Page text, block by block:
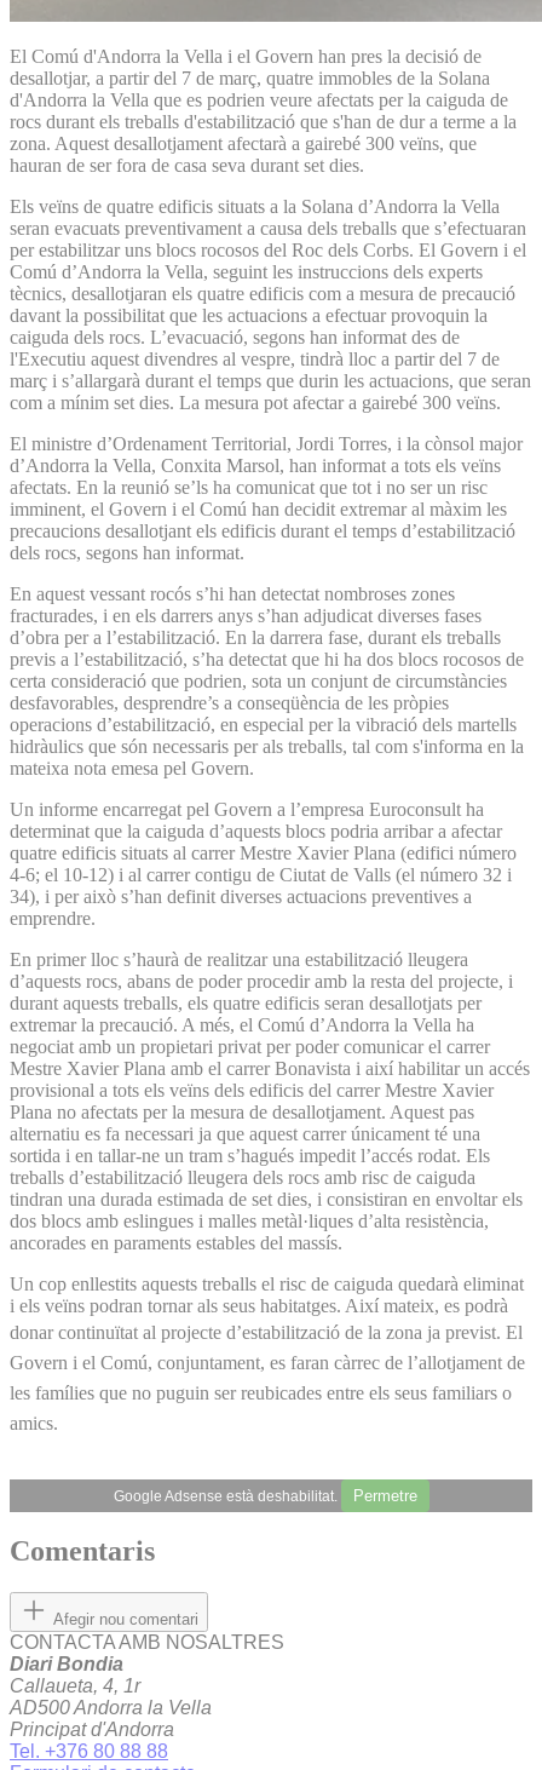
El Comú d'Andorra la Vella i el Govern han pres la decisió de
desallotjar, a partir del 7 de març, quatre immobles de la Solana
d'Andorra la Vella que es podrien veure afectats per la caiguda de
rocs durant els treballs d'estabilització que s'han de dur a terme a la
zona. Aquest desallotjament afectarà a gairebé 300 veïns, que
hauran de ser fora de casa seva durant set dies.
Els veïns de quatre edificis situats a la Solana d’Andorra la Vella
seran evacuats preventivament a causa dels treballs que s’efectuaran
per estabilitzar uns blocs rocosos del Roc dels Corbs. El Govern i el
Comú d’Andorra la Vella, seguint les instruccions dels experts
tècnics, desallotjaran els quatre edificis com a mesura de precaució
davant la possibilitat que les actuacions a efectuar provoquin la
caiguda dels rocs. L’evacuació, segons han informat des de
l'Executiu aquest divendres al vespre, tindrà lloc a partir del 7 de
març i s’allargarà durant el temps que durin les actuacions, que seran
com a mínim set dies. La mesura pot afectar a gairebé 300 veïns.
El ministre d’Ordenament Territorial, Jordi Torres, i la cònsol major
d’Andorra la Vella, Conxita Marsol, han informat a tots els veïns
afectats. En la reunió se’ls ha comunicat que tot i no ser un risc
imminent, el Govern i el Comú han decidit extremar al màxim les
precaucions desallotjant els edificis durant el temps d’estabilització
dels rocs, segons han informat.
En aquest vessant rocós s’hi han detectat nombroses zones
fracturades, i en els darrers anys s’han adjudicat diverses fases
d’obra per a l’estabilització. En la darrera fase, durant els treballs
previs a l’estabilització, s’ha detectat que hi ha dos blocs rocosos de
certa consideració que podrien, sota un conjunt de circumstàncies
desfavorables, desprendre’s a conseqüència de les pròpies
operacions d’estabilització, en especial per la vibració dels martells
hidràulics que són necessaris per als treballs, tal com s'informa en la
mateixa nota emesa pel Govern.
Un informe encarregat pel Govern a l’empresa Euroconsult ha
determinat que la caiguda d’aquests blocs podria arribar a afectar
quatre edificis situats al carrer Mestre Xavier Plana (edifici número
4-6; el 10-12) i al carrer contigu de Ciutat de Valls (el número 32 i
34), i per això s’han definit diverses actuacions preventives a
emprendre.
En primer lloc s’haurà de realitzar una estabilització lleugera
d’aquests rocs, abans de poder procedir amb la resta del projecte, i
durant aquests treballs, els quatre edificis seran desallotjats per
extremar la precaució. A més, el Comú d’Andorra la Vella ha
negociat amb un propietari privat per poder comunicar el carrer
Mestre Xavier Plana amb el carrer Bonavista i així habilitar un accés
provisional a tots els veïns dels edificis del carrer Mestre Xavier
Plana no afectats per la mesura de desallotjament. Aquest pas
alternatiu es fa necessari ja que aquest carrer únicament té una
sortida i en tallar-ne un tram s’hagués impedit l’accés rodat. Els
treballs d’estabilització lleugera dels rocs amb risc de caiguda
tindran una durada estimada de set dies, i consistiran en envoltar els
dos blocs amb eslingues i malles metàl·liques d’alta resistència,
ancorades en paraments estables del massís.
Un cop enllestits aquests treballs el risc de caiguda quedarà eliminat
i els veïns podran tornar als seus habitatges. Així mateix, es podrà
donar continuïtat al projecte d’estabilització de la zona ja previst. El
Govern i el Comú, conjuntament, es faran càrrec de l’allotjament de
les famílies que no puguin ser reubicades entre els seus familiars o
amics.
Google Adsense està deshabilitat. Permetre
Comentaris
Afegir nou comentari
CONTACTA AMB NOSALTRES
Diari Bondia
Callaueta, 4, 1r
AD500 Andorra la Vella
Principat d'Andorra
Tel. +376 80 88 88